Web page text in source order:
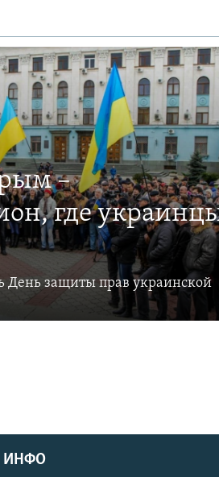
–
где
День защиты прав украинской
ИНФО